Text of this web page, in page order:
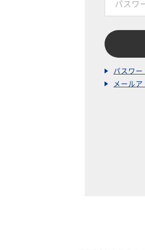
パスワー
メール